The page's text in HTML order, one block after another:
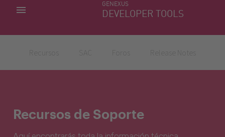
GENEXUS
DEVELOPER TOOLS
MIS APLICACIONES
Recursos de Soporte